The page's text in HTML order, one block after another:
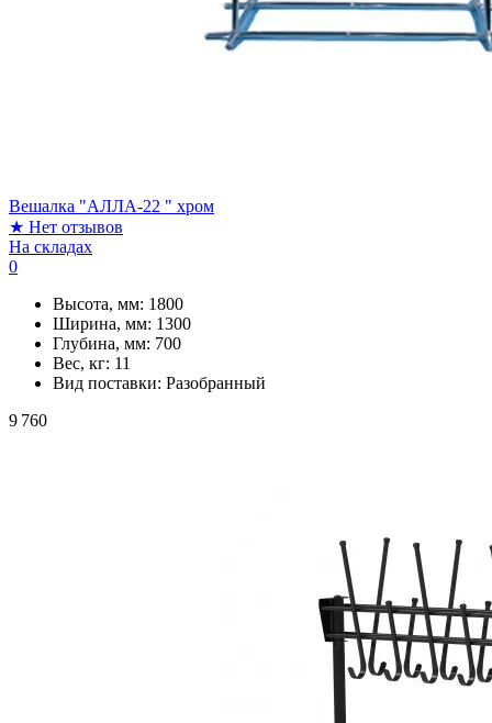
Вешалка "АЛЛА-22 " хром
★ Нет отзывов
На складах
0
Высота, мм: 1800
Ширина, мм: 1300
Глубина, мм: 700
Вес, кг: 11
Вид поставки: Разобранный
9 760